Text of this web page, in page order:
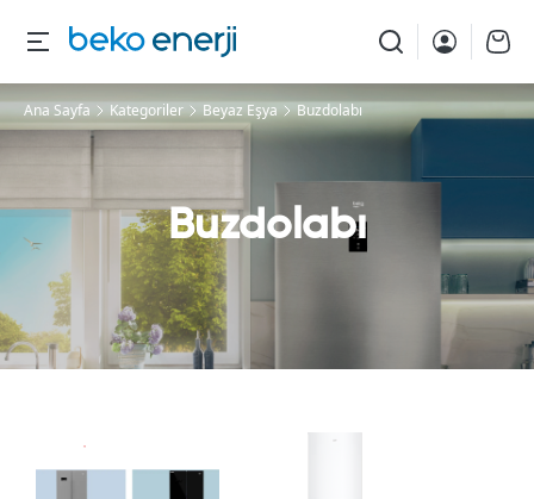
Ana Sayfa Kategoriler Beyaz Eşya Buzdolabı
Buzdolabı